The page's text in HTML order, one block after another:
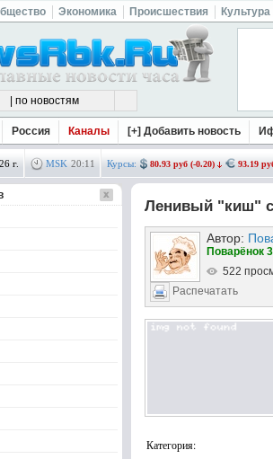
Экономика Происшествия Культура
Россия Каналы [+] Добавить новость
г. MSK 20:11 Курсы: 80.93 руб (-0.20) 93.19
Ленивый "киш"
Автор:
Поварёнок
522
Распечатать
Категория: